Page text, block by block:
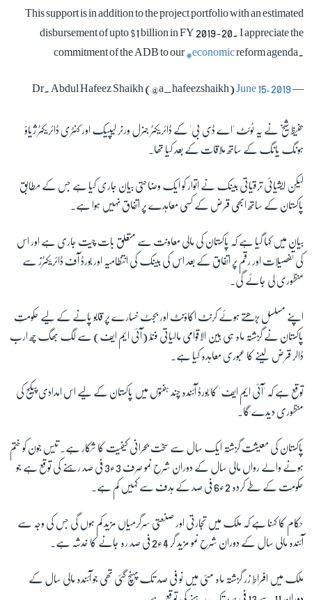
زبان
This support is in addition to the project portfolio with an estimated
disbursement of upto $1 billion in FY 2019-20. I appreciate the
commitment of the ADB to our #economicreform agenda.
— Dr. Abdul Hafeez Shaikh (@a_hafeezshaikh)
June 15, 2019
حفیظ شیخ نے یہ ٹوئٹ 'اے ڈی بی' کے ڈائریکٹر جنرل ورنر لیپیک اور کنٹری ڈائریکٹر ژیاؤ
ہونگ یانگ کے ساتھ ملاقات کے بعد کیا تھا۔
لیکن ایشیائی ترقیاتی بینک نے اتوار کو ایک وضاحتی بیان جاری کیا ہے جس کے مطابق
پاکستان کے ساتھ ابھی قرض کے کسی معاہدے پر اتفاق نہیں ہوا ہے۔
بیان میں کہا گیا ہے کہ پاکستان کی مالی معاونت سے متعلق بات چیت جاری ہے اور اس
کی تفصیلات اور رقم پر اتفاق کے بعد اس کی بینک کی انتظامیہ اور بورڈ آف ڈائریکٹرز سے
منظوری لی جائے گی۔
اپنے مسلسل بڑھتے ہوئے کرنٹ اکاؤنٹ اور بجٹ خسارے پر قابو پانے کے لیے حکومتِ
پاکستان نے گزشتہ ماہ ہی بین الاقوامی مالیاتی فنڈ (آئی ایم ایف) سے لگ بھگ چھ ارب
ڈالر قرض لینے کا عبوری معاہدہ کیا ہے۔
توقع ہے کہ 'آئی ایم ایف' کا بورڈ آئندہ چند ہفتوں میں پاکستان کے لیے اس امدادی پیکج کی
منظوری دیدے گا۔
پاکستان کی معیشت گزشتہ ایک سال سے سخت بحرانی کیفیت کا شکار ہے۔ تیس جون کو ختم
ہونے والے رواں مالی سال کے دوران شرحِ نمو صرف 3ء3 فی صد رہنے کی توقع ہے جو
حکومت کے طے کردہ 2ء6 فی صد کے ہدف سے کہیں کم ہے۔
حکام کا کہنا ہے کہ ملک میں تجارتی اور صنعتی سرگرمیاں مزید کم ہوں گی جس کی وجہ سے
آئندہ مالی سال کے دوران شرحِ نمو مزید گر 4ء2 فی صد رہ جانے کا خدشہ ہے۔
ملک میں افراطِ زر گزشتہ ماہ مئی میں نو فی صد تک پہنچ گئی تھی جو آئندہ مالی سال کے